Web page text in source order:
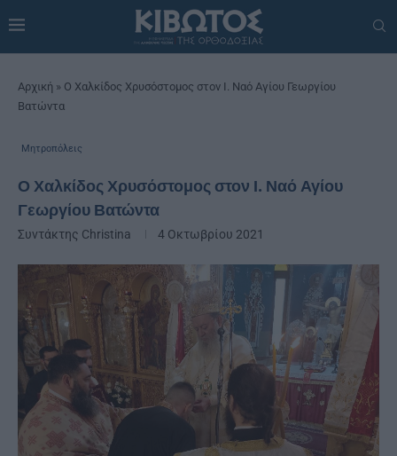
Αρχική » Ο Χαλκίδος Χρυσόστομος στον Ι. Ναό Αγίου Γεωργίου
Βατώντα
Μητροπόλεις
Ο Χαλκίδος Χρυσόστομος στον Ι. Ναό Αγίου
Γεωργίου Βατώντα
Συντάκτης Christina 4 Οκτωβρίου 2021